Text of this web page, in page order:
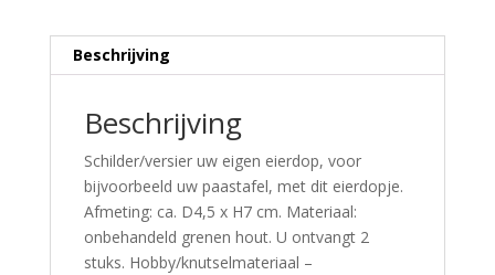
Beschrijving
Beschrijving
Schilder/versier uw eigen eierdop, voor
bijvoorbeeld uw paastafel, met dit eierdopje.
Afmeting: ca. D4,5 x H7 cm. Materiaal:
onbehandeld grenen hout. U ontvangt 2
stuks. Hobby/knutselmateriaal –